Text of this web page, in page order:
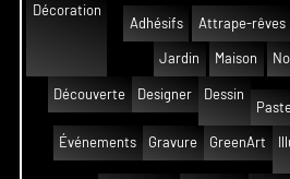
Décoration
Adhésifs
Attrape-rêves
Jardin Maison
Découverte Designer
Dessin
Événements Gravure GreenArt